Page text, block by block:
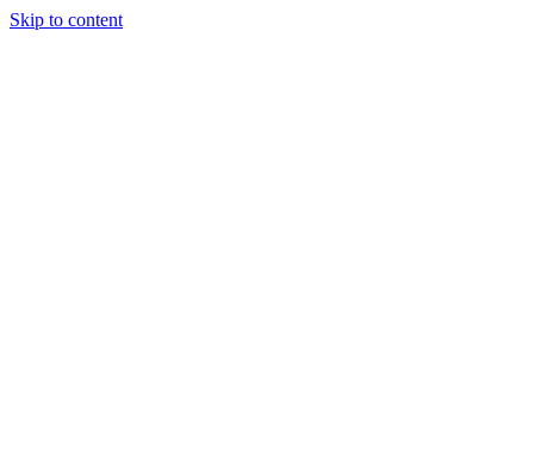
Skip to content